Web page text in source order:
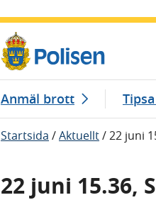
Anmäl brott
Startsida /Aktuellt/22 juni
22 juni 15.36,